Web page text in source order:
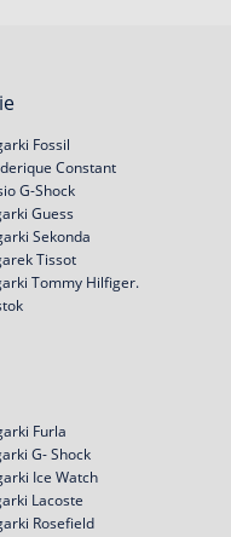
Fossil
Constant
G-Shock
Guess
Sekonda
Tissot
Tommy Hilfiger.
Furla
G- Shock
Ice Watch
Lacoste
Rosefield